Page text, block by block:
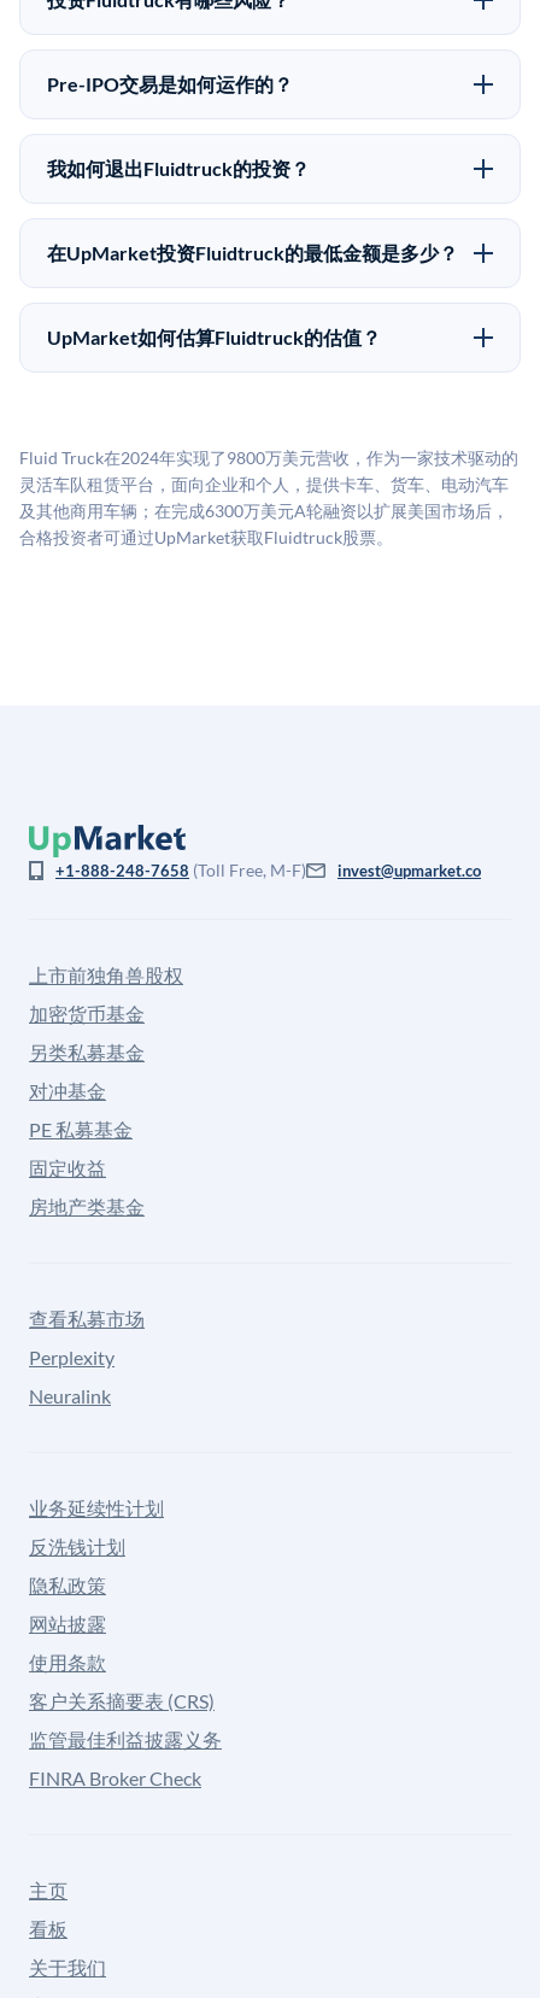
50,000美元。UpMarket是FINRA注册的经纪交易商，
自2019年以来已经纪超过5亿美元的另类投资。
Pre-IPO投资存在重大风险。Fluidtruck的股份流动性
低，意味着没有公开市场可以快速出售。不存在确定的
应做好可能全部损失的准备。私有公司的估值在融资轮
次之间可能大幅波动。投资者应在投资前咨询其财务顾
Pre-IPO交易是如何运作的？
在Pre-IPO交易中，合格投资者通过二级市场平台从现有
股东（如员工、早期投资者或其他持有人）处购买股
为FINRA注册的经纪交易商促成这些交易，代表双方处
理合规、文件和结算事宜。
我如何退出Fluidtruck的投资？
Pre-IPO持股主要有两种退出途径：在二级市场将股份出
售给其他买家，或持有直到公司完成IPO或被收购。两
市场条件。任何退出的时间都是不可预测的，投资者应
做好多年持有的准备。
在UpMarket投资Fluidtruck的最低金额是多少？
UpMarket上大多数Pre-IPO产品的最低投资金额为
50,000美元。具体金额可能因产品和股份供应情况而有
UpMarket如何估算Fluidtruck的估值？
司可比倍数应用私有公司折扣，以反映流动性不足和信
息不对称。此估值不构成投资建议，可能与实际交易价
格存在重大差异。
Fluid Truck在2024年实现了9800万美元营收，作为一家技术驱动的
灵活车队租赁平台，面向企业和个人，提供卡车、货车、电动汽车
及其他商用车辆；在完成6300万美元A轮融资以扩展美国市场后，
合格投资者可通过UpMarket获取Fluidtruck股票。
+1-888-248-7658 (Toll Free, M-F) invest@upmarket.co
上市前独角兽股权
加密货币基金
另类私募基金
对冲基金
PE 私募基金
固定收益
房地产类基金
查看私募市场
Perplexity
Neuralink
业务延续性计划
反洗钱计划
隐私政策
网站披露
使用条款
客户关系摘要表 (CRS)
监管最佳利益披露义务
FINRA Broker Check
主页
看板
关于我们